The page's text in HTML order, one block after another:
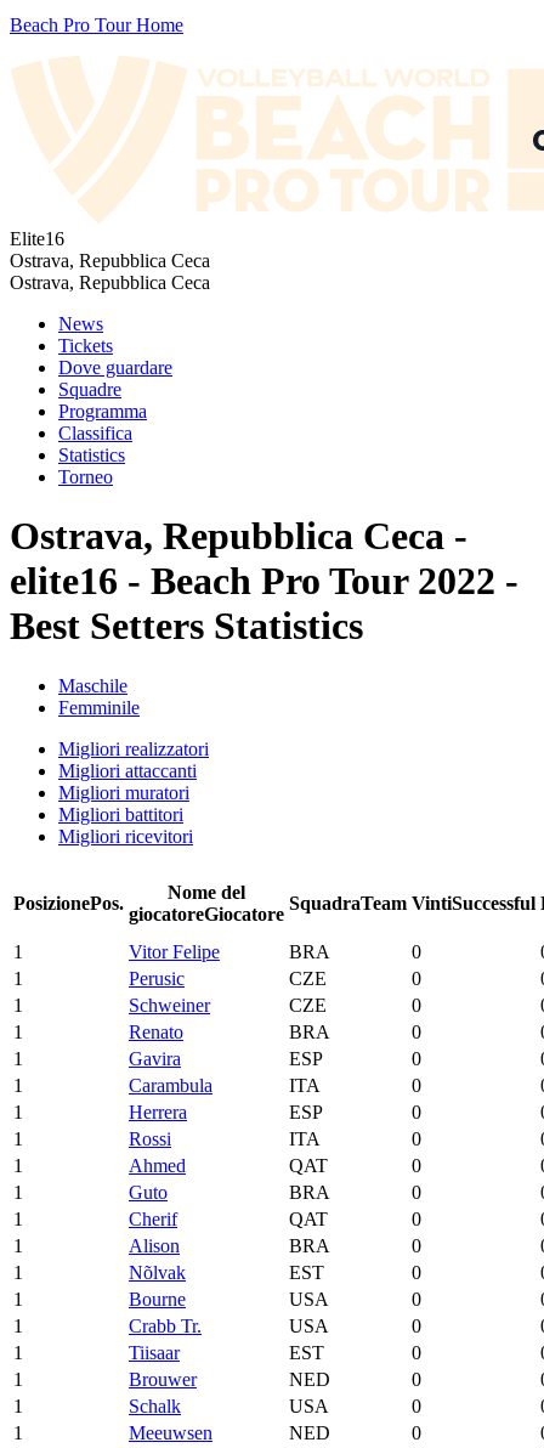
Beach Pro Tour Home
Elite16
Ostrava, Repubblica Ceca
Ostrava, Repubblica Ceca
News
Tickets
Dove guardare
Squadre
Programma
Classifica
Statistics
Torneo
Ostrava, Repubblica Ceca -
elite16 - Beach Pro Tour 2022 -
Best Setters Statistics
Maschile
Femminile
Migliori realizzatori
Migliori attaccanti
Migliori muratori
Migliori battitori
Migliori ricevitori
PosizionePos.
Nome del
giocatoreGiocatore
SquadraTeam VintiSuccessful
1 Vitor Felipe BRA 0
1
Perusic CZE 0
1
Schweiner CZE 0
1
Renato BRA 0
1
Gavira ESP 0
1
Carambula ITA 0
1
Herrera ESP 0
1
Rossi ITA 0
1
Ahmed QAT 0
1
Guto BRA 0
1
Cherif QAT 0
1
Alison BRA 0
1
Nõlvak EST 0
1
Bourne USA 0
1
Crabb Tr. USA 0
1
Tiisaar EST 0
1
Brouwer NED 0
1
Schalk USA 0
1
Meeuwsen NED 0